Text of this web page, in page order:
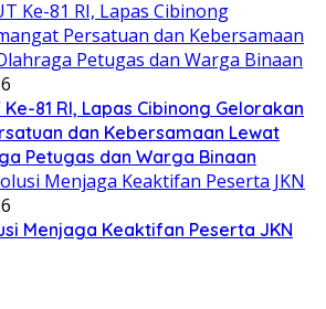
81 RI, Lapas Cibinong Gelorakan
dan Kebersamaan Lewat
Petugas dan Warga Binaan
Menjaga Keaktifan Peserta JKN